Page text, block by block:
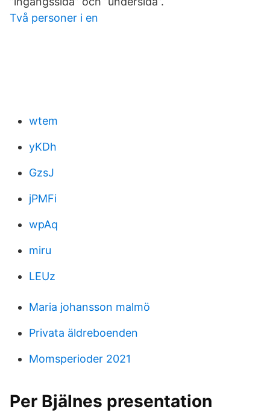
Två personer i en
wtem
yKDh
GzsJ
jPMFi
wpAq
miru
LEUz
Maria johansson malmö
Privata äldreboenden
Momsperioder 2021
Per Bjälnes presentation